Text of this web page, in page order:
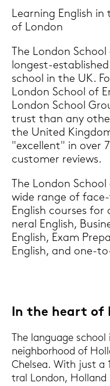
Lear­ning Eng­lish
of Lon­don
The Lon­don
longest-​
school in the UK.
Lon­don School of
Lon­don School
trust than any
the United
"ex­cel­lent" in over
custo­mer re­views.
The Lon­don
wide range of
Eng­lish cour­ses
ne­ral Eng­lish,
Eng­lish, Exam
Eng­lish, and one-​
In the heart of
The lan­guage
neigh­borhood of
Chel­sea. With just
tral Lon­don, Hol­land